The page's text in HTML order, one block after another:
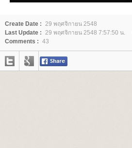
Create Date :
29 พฤศจิกายน 2548
Last Update :
29 พฤศจิกายน 2548 7:57:50 น.
Comments : 43